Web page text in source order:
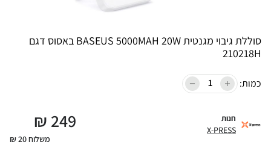
סוללת גיבוי מגנטית BASEUS 5000MAH 20W באסוס דגם
210218H
כמות:
חנות
X-PRESS
249
₪
משלוח 20 ₪